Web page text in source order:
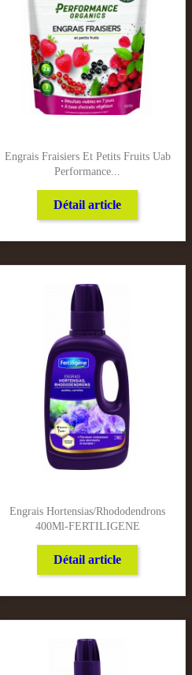
Engrais Fraisiers Et Petits Fruits Uab
Performance...
Détail article
Engrais Hortensias/Rhododendrons
400Ml-FERTILIGENE
Détail article